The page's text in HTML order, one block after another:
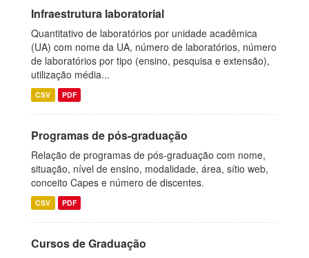
Infraestrutura laboratorial
Quantitativo de laboratórios por unidade acadêmica
(UA) com nome da UA, número de laboratórios, número
de laboratórios por tipo (ensino, pesquisa e extensão),
utilização média...
CSV PDF
Programas de pós-graduação
Relação de programas de pós-graduação com nome,
situação, nível de ensino, modalidade, área, sítio web,
conceito Capes e número de discentes.
CSV PDF
Cursos de Graduação